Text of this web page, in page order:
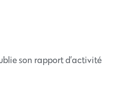
son rapport d’activité